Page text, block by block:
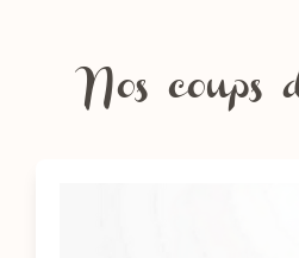
Nos coups